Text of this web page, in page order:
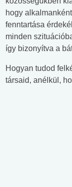
hogy
fenntartása
minden
így bizonyítva a
Hogyan tudod
társaid, anélkül,